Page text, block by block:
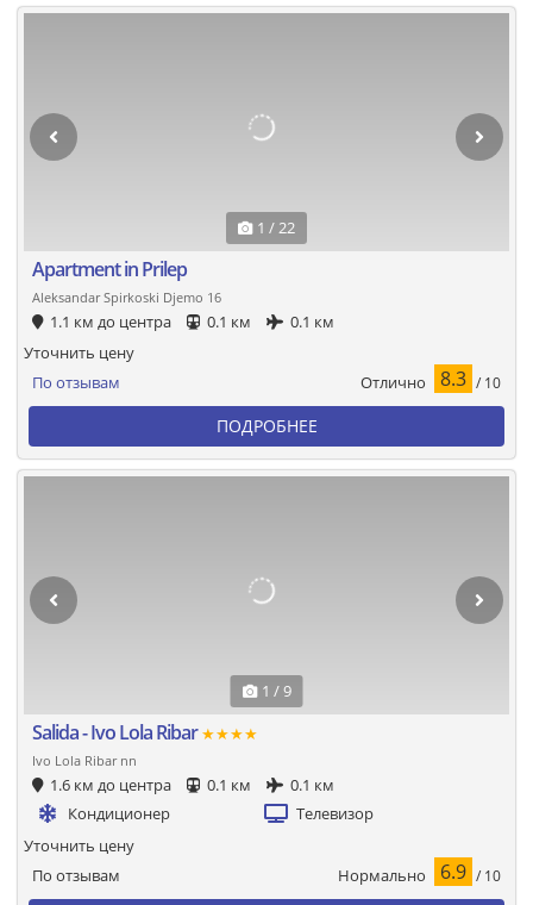
1 / 22
Apartment in Prilep
Aleksandar Spirkoski Djemo 16
1.1 км до центра 0.1 км 0.1 км
По отзывам Отлично 8.3 / 10
Уточнить цену
ПОДРОБНЕЕ
1 / 9
Salida - Ivo Lola Ribar★★★★
Ivo Lola Ribar nn
1.6 км до центра 0.1 км
0.1 км
Кондиционер
Телевизор
По отзывам Нормально 6.9 / 10
Уточнить цену